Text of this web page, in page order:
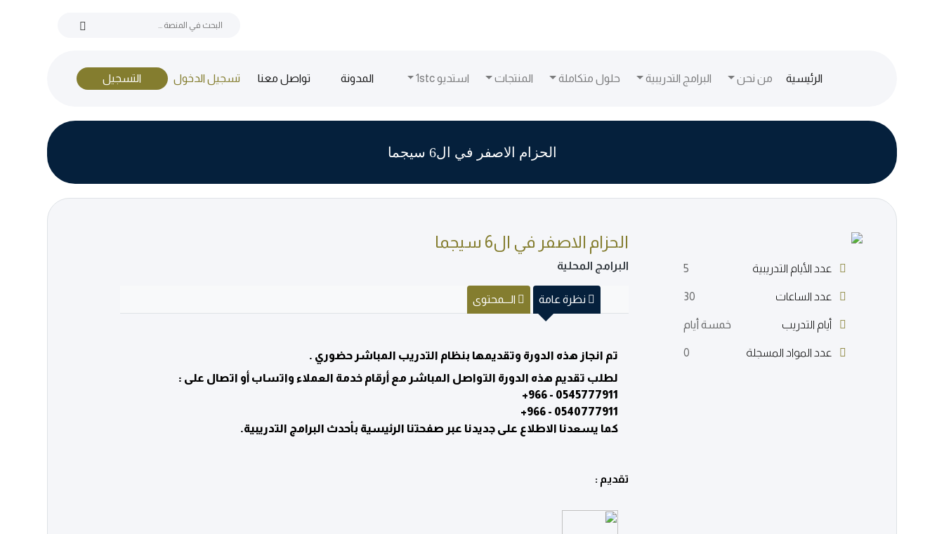
الرئيسية
(current) من نحن البرامج التدريبية حلول متكاملة المنتجات استديو 1stc المدونة(current) تواصل معنا(current) تسجيل الدخول التسجيل
الحزام الاصفر في ال6 سيجما
عدد الأيام التدريبية 5
عدد الساعات 30
أيام التدريب خمسة أيام
عدد المواد المسجلة 0
الحزام الاصفر في ال6 سيجما
البرامج المحلية
نظرة عامة الـــمحتوى
تم انجاز هذه الدورة وتقديمها بنظام التدريب المباشر حضوري .
لطلب تقديم هذه الدورة التواصل المباشر مع أرقام خدمة العملاء واتساب أو اتصال على :
0545777911 - 966+
0540777911 - 966+
كما يسعدنا الاطلاع على جديدنا عبر صفحتنا الرئيسية بأحدث البرامج التدريبية.
تقديم :